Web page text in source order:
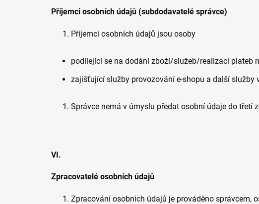
Příjemci osobních údajů (subdodavatelé správce)
Příjemci osobních údajů jsou osoby
podílející se na dodání zboží/služeb/realizaci plateb
zajišťující služby provozování e-shopu a další služby
Správce nemá v úmyslu předat osobní údaje do
VI.
Zpracovatelé osobních údajů
Zpracování osobních údajů je prováděno správcem,